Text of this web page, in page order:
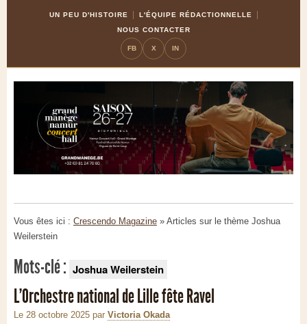
UN PEU D'HISTOIRE
L'ÉQUIPE RÉDACTIONNELLE
NOUS CONTACTER
FB X IN
Vous êtes ici : Crescendo Magazine » Articles sur le thème Joshua
Weilerstein
Mots-clé : Joshua Weilerstein
L'Orchestre national de Lille fête Ravel
Le 28 octobre 2025 par Victoria Okada